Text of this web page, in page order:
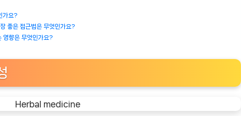
가요?
좋은 접근법은 무엇인가요?
영향은 무엇인가요?